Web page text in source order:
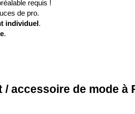
requis !
de pro.
individuel.
.
accessoire de mode à